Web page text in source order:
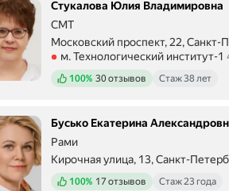
е
с
с
а
ь
о
Стукалова Юлия Владимировна
СМТ
Московский проспект, 22, Санкт-
Метро м. Технологический
м. Технологический институт-1
Положительных отзывов
100% 30 отзывов Стаж 38 лет
Бусько Екатерина
Рами
Кирочная улица, 13, Санкт-
Метро м. Чернышевская
Положительных отзывов
100% 17 отзывов Стаж 23 года